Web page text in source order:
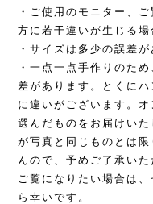
・ご使用のモニター、
方に若干違いが生じる場
・サイズは多少の誤差
・一点一点手作りのた
差があります。とくに
に違いがございます。
選んだものをお届けい
が写真と同じものとは
んので、予めご了承い
ご覧になりたい場合は
ら幸いです。